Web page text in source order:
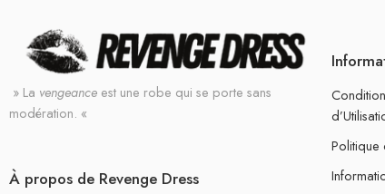
» La vengeance est une robe qui se porte sans
modération. «
À propos de Revenge Dress
Politique